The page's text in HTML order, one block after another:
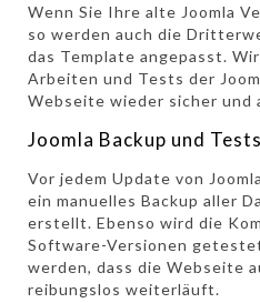
Wenn Sie Ihre alte Joomla
so werden auch die
das Template angepasst.
Arbeiten und Tests der
Webseite wieder sicher und
Joomla Backup und Tests
Vor jedem Update von
ein manuelles Backup aller
erstellt. Ebenso wird die
Software-Versionen
werden, dass die Webseite
reibungslos weiterläuft.